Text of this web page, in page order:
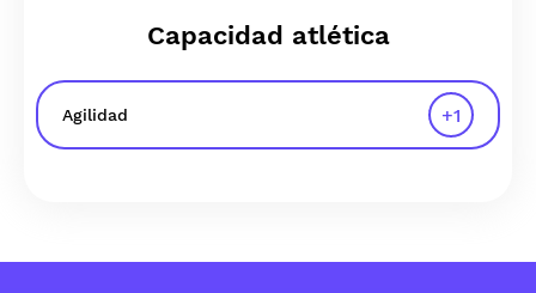
Capacidad atlética
Agilidad +1